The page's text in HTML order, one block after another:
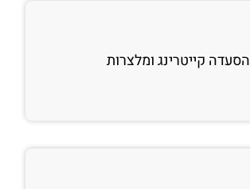
הסעדה קייטרינג ומלצרות